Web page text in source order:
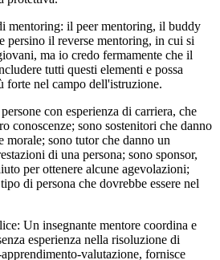
mentoring: il peer mentoring, il buddy
persino il reverse mentoring, in cui si
ma io credo fermamente che il
tutti questi elementi e possa
forte nel campo dell'istruzione.
con esperienza di carriera, che
conoscenze; sono sostenitori che danno
morale; sono tutor che danno un
di una persona; sono sponsor,
per ottenere alcune agevolazioni;
di persona che dovrebbe essere nel
Un insegnante mentore coordina e
esperienza nella risoluzione di
valutazione, fornisce